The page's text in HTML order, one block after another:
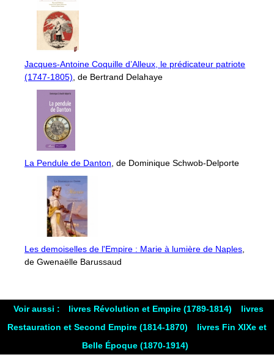
Jacques-Antoine Coquille d’Alleux, le prédicateur patriote
(1747-1805) , de Bertrand Delahaye
La Pendule de Danton , de Dominique Schwob-Delporte
Les demoiselles de l'Empire : Marie à lumière de Naples
de Gwenaëlle Barussaud
Voir aussi : livres Révolution et Empire (1789-1814)
livres
Restauration et Second Empire (1814-1870)
livres Fin XIXe et
Belle Époque (1870-1914)